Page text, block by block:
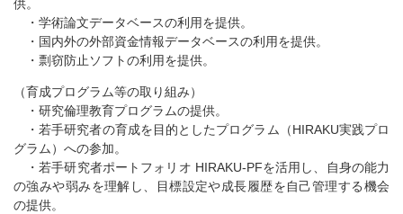
供。
・学術論文データベースの利用を提供。
・国内外の外部資金情報データベースの利用を提供。
・剽窃防止ソフトの利用を提供。
（育成プログラム等の取り組み）
・研究倫理教育プログラムの提供。
・若手研究者の育成を目的としたプログラム（HIRAKU実践プロ
グラム）への参加。
・若手研究者ポートフォリオ HIRAKU-PFを活用し、自身の能力
の強みや弱みを理解し、目標設定や成長履歴を自己管理する機会
の提供。